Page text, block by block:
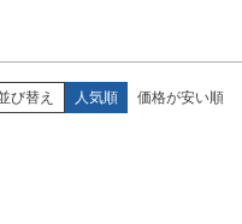
び替え 人気順 価格が安い順